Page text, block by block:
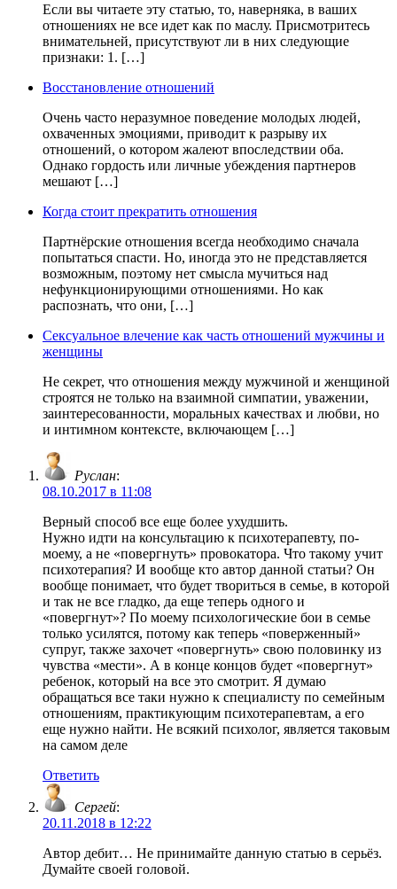
Если вы читаете эту статью, то, наверняка, в ваших
отношениях не все идет как по маслу. Присмотритесь
внимательней, присутствуют ли в них следующие
признаки: 1. […]
Восстановление отношений
Очень часто неразумное поведение молодых людей,
охваченных эмоциями, приводит к разрыву их
отношений, о котором жалеют впоследствии оба.
Однако гордость или личные убеждения партнеров
мешают […]
Когда стоит прекратить отношения
Партнёрские отношения всегда необходимо сначала
попытаться спасти. Но, иногда это не представляется
возможным, поэтому нет смысла мучиться над
нефункционирующими отношениями. Но как
распознать, что они, […]
Сексуальное влечение как часть отношений мужчины и
женщины
Не секрет, что отношения между мужчиной и женщиной
строятся не только на взаимной симпатии, уважении,
заинтересованности, моральных качествах и любви, но
и интимном контексте, включающем […]
Руслан:
08.10.2017 в 11:08
Верный способ все еще более ухудшить.
Нужно идти на консультацию к психотерапевту, по-
моему, а не «повергнуть» провокатора. Что такому учит
психотерапия? И вообще кто автор данной статьи? Он
вообще понимает, что будет твориться в семье, в которой
и так не все гладко, да еще теперь одного и
«повергнут»? По моему психологические бои в семье
только усилятся, потому как теперь «поверженный»
супруг, также захочет «повергнуть» свою половинку из
чувства «мести». А в конце концов будет «повергнут»
ребенок, который на все это смотрит. Я думаю
обращаться все таки нужно к специалисту по семейным
отношениям, практикующим психотерапевтам, а его
еще нужно найти. Не всякий психолог, является таковым
на самом деле
Ответить
Сергей:
20.11.2018 в 12:22
Автор дебит… Не принимайте данную статью в серьёз.
Думайте своей головой.